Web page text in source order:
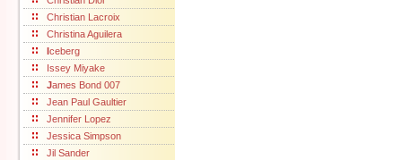
Christian Lacroix
Christina Aguilera
Iceberg
Issey Miyake
James Bond 007
Jean Paul Gaultier
Jennifer Lopez
Jessica Simpson
Jil Sander